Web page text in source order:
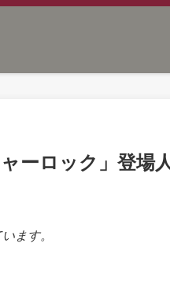
ーロック」登場
ます。